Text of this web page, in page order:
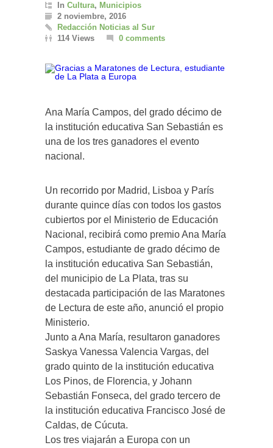
In Cultura, Municipios
2 noviembre, 2016
Redacción Noticias al Sur
114 Views
0 comments
Ana María Campos, del grado décimo de
la institución educativa San Sebastián es
una de los tres ganadores el evento
nacional.
Un recorrido por Madrid, Lisboa y París
durante quince días con todos los gastos
cubiertos por el Ministerio de Educación
Nacional, recibirá como premio Ana María
Campos, estudiante de grado décimo de
la institución educativa San Sebastián,
del municipio de La Plata, tras su
destacada participación de las Maratones
de Lectura de este año, anunció el propio
Ministerio.
Junto a Ana María, resultaron ganadores
Saskya Vanessa Valencia Vargas, del
grado quinto de la institución educativa
Los Pinos, de Florencia, y Johann
Sebastián Fonseca, del grado tercero de
la institución educativa Francisco José de
Caldas, de Cúcuta.
Los tres viajarán a Europa con un